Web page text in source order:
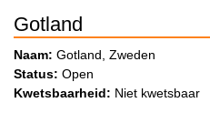
Gotland
Naam: Gotland, Zweden
Status: Open
Kwetsbaarheid: Niet kwetsbaar